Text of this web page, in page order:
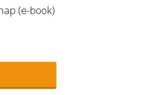
(e-book)